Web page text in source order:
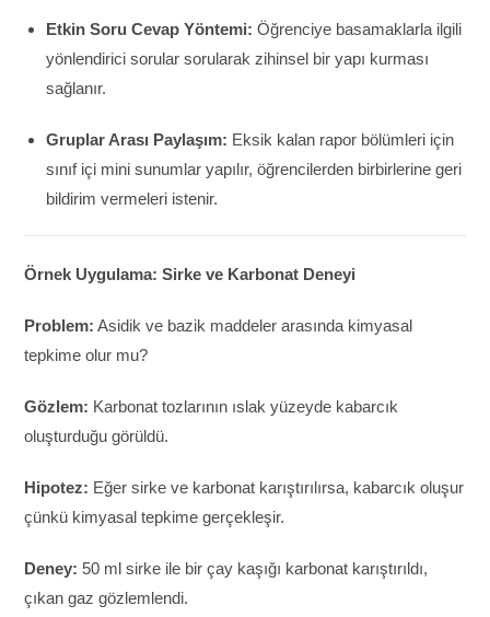
Etkin Soru Cevap Yöntemi: Öğrenciye basamaklarla ilgili
yönlendirici sorular sorularak zihinsel bir yapı kurması
sağlanır.
Gruplar Arası Paylaşım: Eksik kalan rapor bölümleri için
sınıf içi mini sunumlar yapılır, öğrencilerden birbirlerine geri
bildirim vermeleri istenir.
Örnek Uygulama: Sirke ve Karbonat Deneyi
Problem: Asidik ve bazik maddeler arasında kimyasal
tepkime olur mu?
Gözlem: Karbonat tozlarının ıslak yüzeyde kabarcık
oluşturduğu görüldü.
Hipotez: Eğer sirke ve karbonat karıştırılırsa, kabarcık oluşur
çünkü kimyasal tepkime gerçekleşir.
Deney: 50 ml sirke ile bir çay kaşığı karbonat karıştırıldı,
çıkan gaz gözlemlendi.